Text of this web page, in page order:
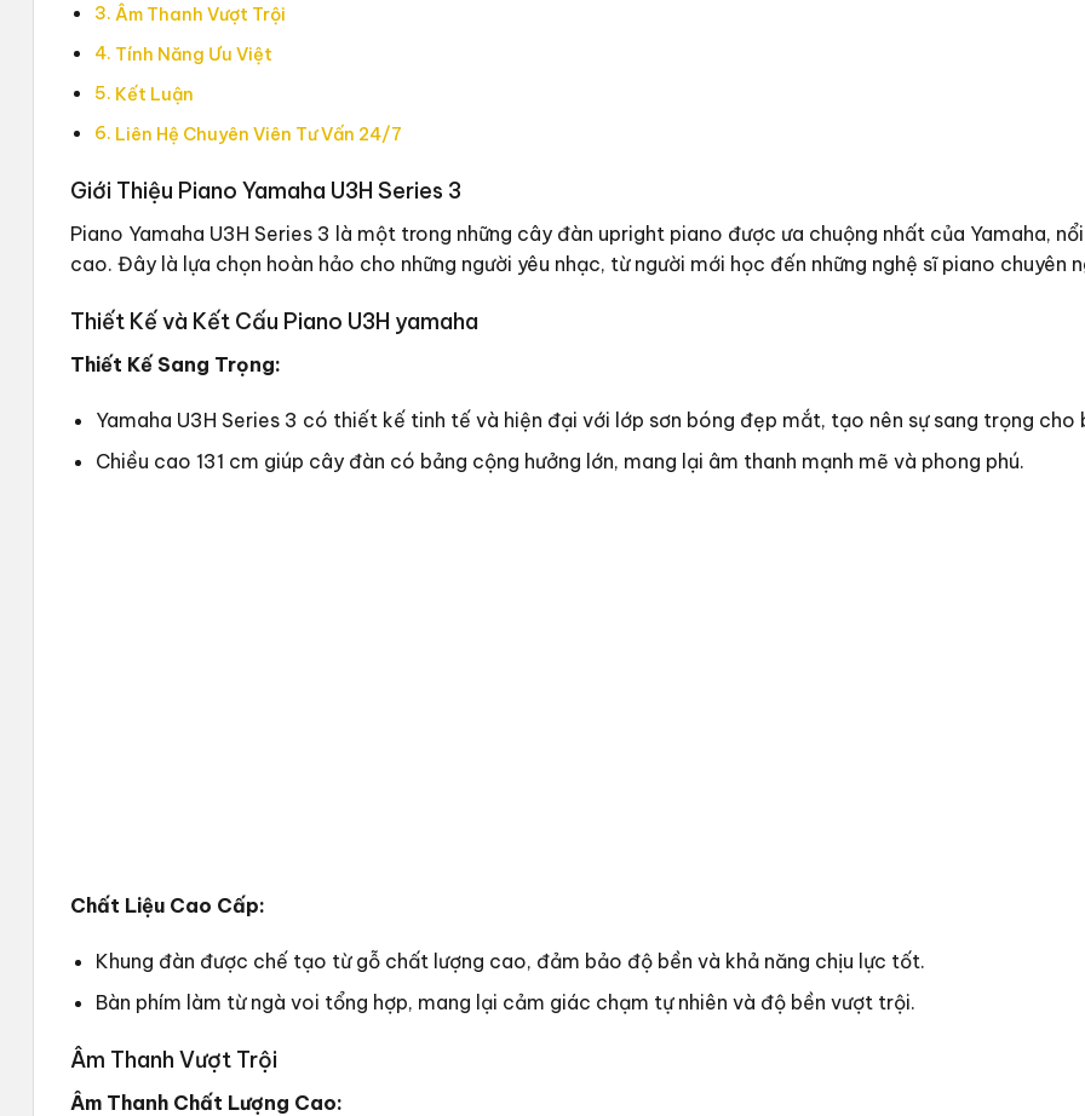
Âm Thanh Vượt Trội
Tính Năng Ưu Việt
Kết Luận
Liên Hệ Chuyên Viên Tư Vấn 24/7
Giới Thiệu Piano Yamaha U3H Series 3
Piano Yamaha U3H Series 3 là một trong những cây đàn upright piano được ưa chuộng nhất của Yamaha,
cao. Đây là lựa chọn hoàn hảo cho những người yêu nhạc, từ người mới học đến những nghệ sĩ piano chuyên
Thiết Kế và Kết Cấu Piano U3H yamaha
Thiết Kế Sang Trọng:
Yamaha U3H Series 3 có thiết kế tinh tế và hiện đại với lớp sơn bóng đẹp mắt, tạo nên sự sang trọng cho
Chiều cao 131 cm giúp cây đàn có bảng cộng hưởng lớn, mang lại âm thanh mạnh mẽ và phong phú.
Chất Liệu Cao Cấp:
Khung đàn được chế tạo từ gỗ chất lượng cao, đảm bảo độ bền và khả năng chịu lực tốt.
Bàn phím làm từ ngà voi tổng hợp, mang lại cảm giác chạm tự nhiên và độ bền vượt trội.
Âm Thanh Vượt Trội
Âm Thanh Chất Lượng Cao: